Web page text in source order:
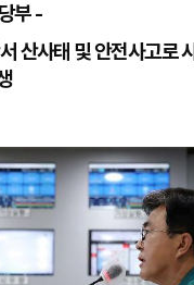
부 -
산사태 및 안전사고로